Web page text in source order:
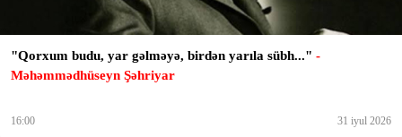
"Qorxum budu, yar gəlməyə, birdən yarıla sübh..." -
Məhəmmədhüseyn Şəhriyar
16:00 31 iyul 2026